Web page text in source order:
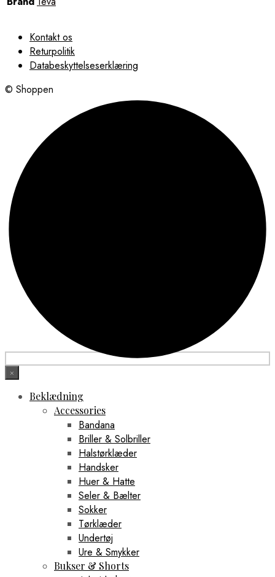
Kontakt os
Returpolitik
Databeskyttelseserklæring
© Shoppen
×
Beklædning
Accessories
Bandana
Briller & Solbriller
Halstørklæder
Handsker
Huer & Hatte
Seler & Bælter
Sokker
Tørklæder
Undertøj
Ure & Smykker
Bukser & Shorts